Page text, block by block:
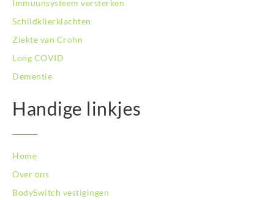
Immuunsysteem versterken
Schildklierklachten
Ziekte van Crohn
Long COVID
Dementie
Handige linkjes
Home
Over ons
BodySwitch vestigingen